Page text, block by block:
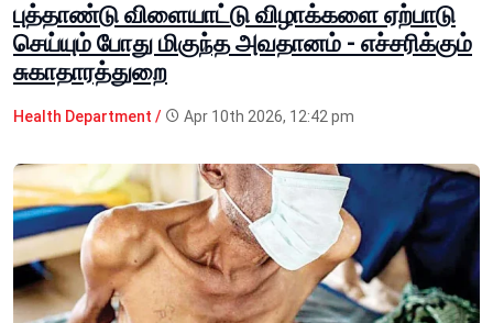
புத்தாண்டு விளையாட்டு விழாக்களை ஏற்பாடு
செய்யும் போது மிகுந்த அவதானம் - எச்சரிக்கும்
சுகாதாரத்துறை
Health Department / Apr 10th 2026, 12:42 pm